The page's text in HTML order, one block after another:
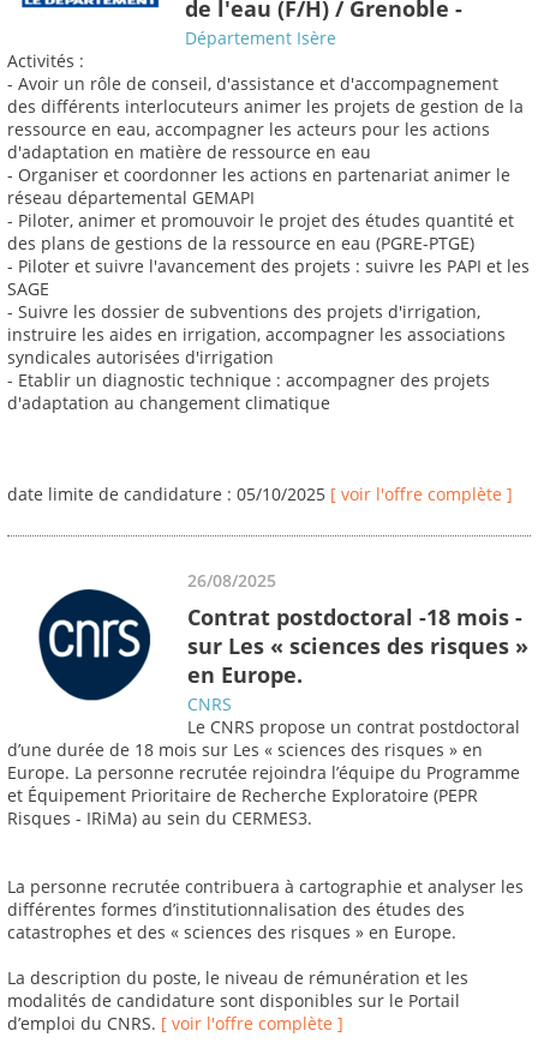
de l'eau (F/H) / Grenoble -
Département Isère
Activités :
- Avoir un rôle de conseil, d'assistance et d'accompagnement
des différents interlocuteurs animer les projets de gestion de la
ressource en eau, accompagner les acteurs pour les actions
d'adaptation en matière de ressource en eau
- Organiser et coordonner les actions en partenariat animer le
réseau départemental GEMAPI
- Piloter, animer et promouvoir le projet des études quantité et
des plans de gestions de la ressource en eau (PGRE-PTGE)
- Piloter et suivre l'avancement des projets : suivre les PAPI et les
SAGE
- Suivre les dossier de subventions des projets d'irrigation,
instruire les aides en irrigation, accompagner les associations
syndicales autorisées d'irrigation
- Etablir un diagnostic technique : accompagner des projets
d'adaptation au changement climatique
date limite de candidature : 05/10/2025 [ voir l'offre complète ]
26/08/2025
Contrat postdoctoral -18 mois -
sur Les « sciences des risques »
en Europe.
CNRS
Le CNRS propose un contrat postdoctoral
d’une durée de 18 mois sur Les « sciences des risques » en
Europe. La personne recrutée rejoindra l’équipe du Programme
et Équipement Prioritaire de Recherche Exploratoire (PEPR
Risques - IRiMa) au sein du CERMES3.
La personne recrutée contribuera à cartographie et analyser les
différentes formes d’institutionnalisation des études des
catastrophes et des « sciences des risques » en Europe.
La description du poste, le niveau de rémunération et les
modalités de candidature sont disponibles sur le Portail
d’emploi du CNRS. [ voir l'offre complète ]